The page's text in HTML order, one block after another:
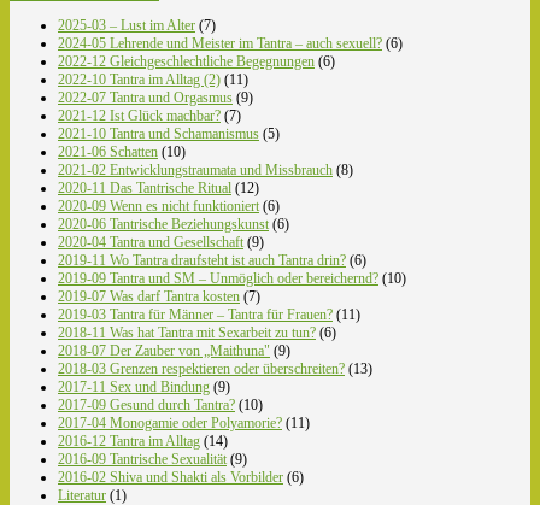
2025-03 – Lust im Alter (7)
2024-05 Lehrende und Meister im Tantra – auch sexuell? (6)
2022-12 Gleichgeschlechtliche Begegnungen (6)
2022-10 Tantra im Alltag (2) (11)
2022-07 Tantra und Orgasmus (9)
2021-12 Ist Glück machbar? (7)
2021-10 Tantra und Schamanismus (5)
2021-06 Schatten (10)
2021-02 Entwicklungstraumata und Missbrauch (8)
2020-11 Das Tantrische Ritual (12)
2020-09 Wenn es nicht funktioniert (6)
2020-06 Tantrische Beziehungskunst (6)
2020-04 Tantra und Gesellschaft (9)
2019-11 Wo Tantra draufsteht ist auch Tantra drin? (6)
2019-09 Tantra und SM – Unmöglich oder bereichernd? (10)
2019-07 Was darf Tantra kosten (7)
2019-03 Tantra für Männer – Tantra für Frauen? (11)
2018-11 Was hat Tantra mit Sexarbeit zu tun? (6)
2018-07 Der Zauber von „Maithuna" (9)
2018-03 Grenzen respektieren oder überschreiten? (13)
2017-11 Sex und Bindung (9)
2017-09 Gesund durch Tantra? (10)
2017-04 Monogamie oder Polyamorie? (11)
2016-12 Tantra im Alltag (14)
2016-09 Tantrische Sexualität (9)
2016-02 Shiva und Shakti als Vorbilder (6)
Literatur (1)